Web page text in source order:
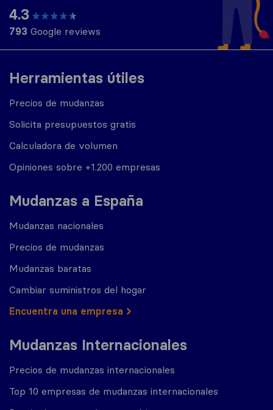
Herramientas útiles
Precios de mudanzas
Solicita presupuestos gratis
Calculadora de volumen
Opiniones sobre +1.200 empresas
Mudanzas a España
Mudanzas nacionales
Precios de mudanzas
Mudanzas baratas
Cambiar suministros del hogar
Encuentra una empresa
Mudanzas Internacionales
Precios de mudanzas internacionales
Top 10 empresas de mudanzas internacionales
4.3
793 Google reviews